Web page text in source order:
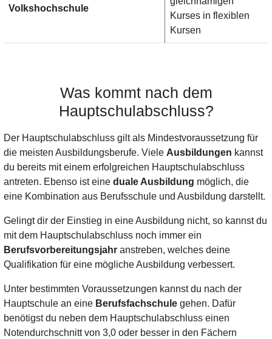
Volkshochschule
Kurses in flexiblen
Kursen
Was kommt nach dem
Hauptschulabschluss?
Der Hauptschulabschluss gilt als Mindestvoraussetzung für
die meisten Ausbildungsberufe. Viele Ausbildungen kannst
du bereits mit einem erfolgreichen Hauptschulabschluss
antreten. Ebenso ist eine duale Ausbildung möglich, die
eine Kombination aus Berufsschule und Ausbildung darstellt.
Gelingt dir der Einstieg in eine Ausbildung nicht, so kannst du
mit dem Hauptschulabschluss noch immer ein
Berufsvorbereitungsjahr anstreben, welches deine
Qualifikation für eine mögliche Ausbildung verbessert.
Unter bestimmten Voraussetzungen kannst du nach der
Hauptschule an eine Berufsfachschule gehen. Dafür
benötigst du neben dem Hauptschulabschluss einen
Notendurchschnitt von 3,0 oder besser in den Fächern